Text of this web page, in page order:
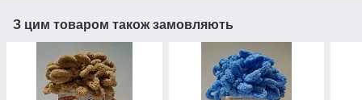
З цим товаром також замовляють